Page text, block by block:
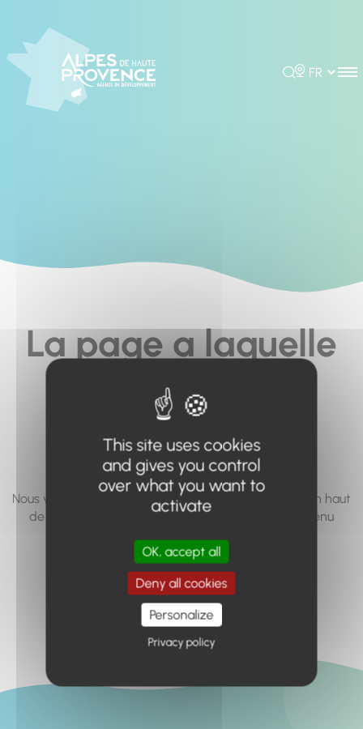
Rechercher
Choisir la
La page a laquelle
vous cherchez à
accéder n'existe
pas... ou plus.
Nous vous invitons à utiliser le moteur de recherche en haut
de page, ou à utiliser le menu pour trouver le contenu
Retour à l'accueil
This site uses cookies
and gives you control
over what you want to
activate
OK, accept all
Deny all cookies
Personalize
Privacy policy